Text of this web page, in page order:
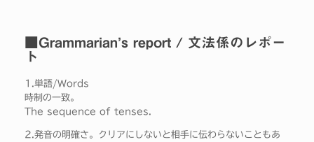
■Grammarian’s report / 文法係のレポー
ト
1.単語/Words
時制の一致。
The sequence of tenses.
2.発音の明確さ。クリアにしないと相手に伝わらないこともあ